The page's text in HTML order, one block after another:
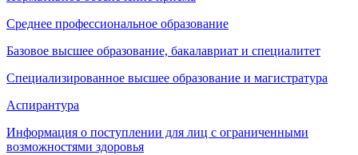
Среднее профессиональное образование
Базовое высшее образование, бакалавриат и специалитет
Специализированное высшее образование и магистратура
Аспирантура
Информация о поступлении для лиц с ограниченными
возможностями здоровья